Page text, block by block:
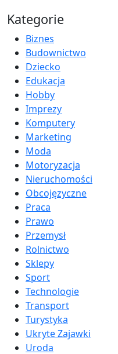
Kategorie
Biznes
Budownictwo
Dziecko
Edukacja
Hobby
Imprezy
Komputery
Marketing
Moda
Motoryzacja
Nieruchomości
Obcojęzyczne
Praca
Prawo
Przemysł
Rolnictwo
Sklepy
Sport
Technologie
Transport
Turystyka
Ukryte Zajawki
Uroda